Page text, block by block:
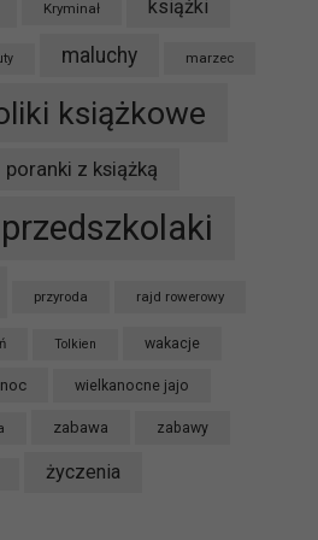
Kryminał książki
maluchy marzec
książkowe
poranki z książką
przedszkolaki
przyroda rajd rowerowy
Tolkien wakacje
wielkanocne jajo
zabawa zabawy
życzenia